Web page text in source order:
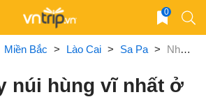
0
Miền Bắc > Lào Cai > Sa Pa > Những dãy núi hùng vĩ nhất ở Lào Cai
núi hùng vĩ nhất ở